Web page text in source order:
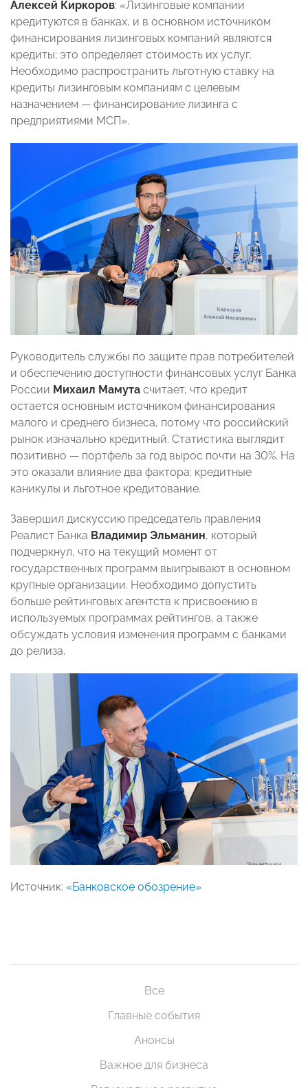
Алексей Киркоров: «Лизинговые компании
кредитуются в банках, и в основном источником
финансирования лизинговых компаний являются
кредиты; это определяет стоимость их услуг.
Необходимо распространить льготную ставку на
кредиты лизинговым компаниям с целевым
назначением — финансирование лизинга с
предприятиями МСП».
Руководитель службы по защите прав потребителей
и обеспечению доступности финансовых услуг Банка
России Михаил Мамута считает, что кредит
остается основным источником финансирования
малого и среднего бизнеса, потому что российский
рынок изначально кредитный. Статистика выглядит
позитивно — портфель за год вырос почти на 30%. На
это оказали влияние два фактора: кредитные
каникулы и льготное кредитование.
Завершил дискуссию председатель правления
Реалист Банка Владимир Эльманин, который
подчеркнул, что на текущий момент от
государственных программ выигрывают в основном
крупные организации. Необходимо допустить
больше рейтинговых агентств к присвоению в
используемых программах рейтингов, а также
обсуждать условия изменения программ с банками
до релиза.
Источник: «Банковское обозрение»
Все
Главные события
Анонсы
Важное для бизнеса